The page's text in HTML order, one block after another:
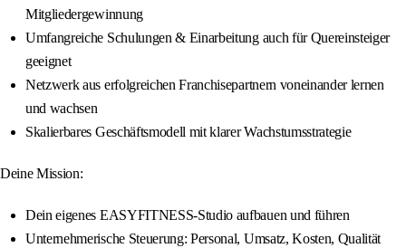
Mitgliedergewinnung
Umfangreiche Schulungen & Einarbeitung auch für Quereinsteiger
geeignet
Netzwerk aus erfolgreichen Franchisepartnern voneinander lernen
und wachsen
Skalierbares Geschäftsmodell mit klarer Wachstumsstrategie
Deine Mission:
Dein eigenes EASYFITNESS-Studio aufbauen und führen
Unternehmerische Steuerung: Personal, Umsatz, Kosten, Qualität